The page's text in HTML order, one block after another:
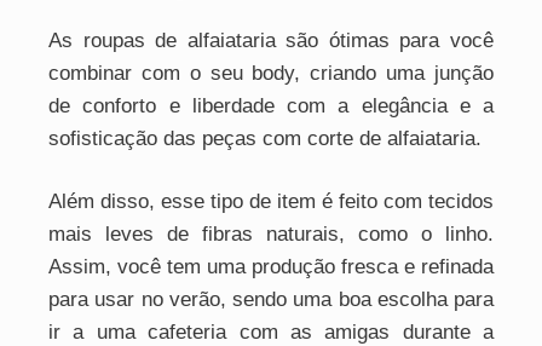
As roupas de alfaiataria são ótimas para você
combinar com o seu body, criando uma junção
de conforto e liberdade com a elegância e a
sofisticação das peças com corte de alfaiataria.
Além disso, esse tipo de item é feito com tecidos
mais leves de fibras naturais, como o linho.
Assim, você tem uma produção fresca e refinada
para usar no verão, sendo uma boa escolha para
ir a uma cafeteria com as amigas durante a